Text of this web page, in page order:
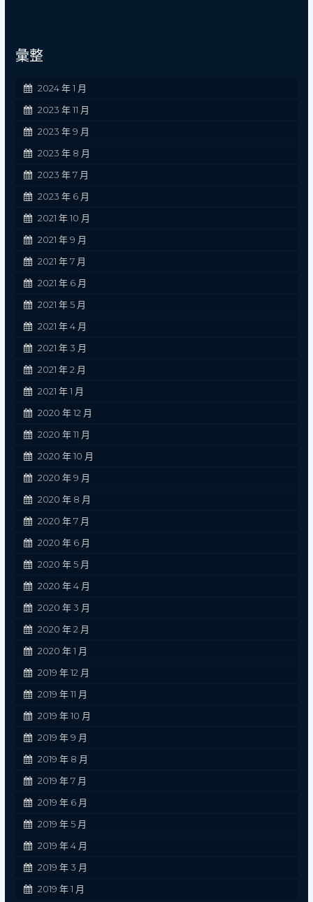
彙整
2024 年 1 月
2023 年 11 月
2023 年 9 月
2023 年 8 月
2023 年 7 月
2023 年 6 月
2021 年 10 月
2021 年 9 月
2021 年 7 月
2021 年 6 月
2021 年 5 月
2021 年 4 月
2021 年 3 月
2021 年 2 月
2021 年 1 月
2020 年 12 月
2020 年 11 月
2020 年 10 月
2020 年 9 月
2020 年 8 月
2020 年 7 月
2020 年 6 月
2020 年 5 月
2020 年 4 月
2020 年 3 月
2020 年 2 月
2020 年 1 月
2019 年 12 月
2019 年 11 月
2019 年 10 月
2019 年 9 月
2019 年 8 月
2019 年 7 月
2019 年 6 月
2019 年 5 月
2019 年 4 月
2019 年 3 月
2019 年 1 月